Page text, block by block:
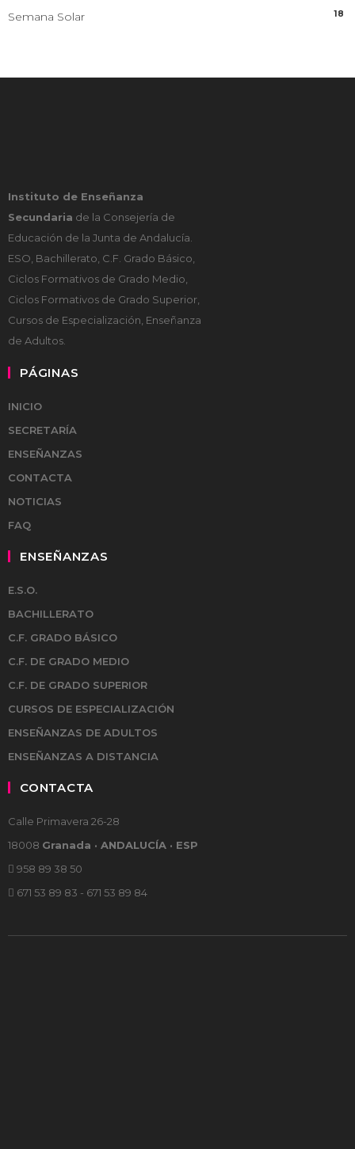
Semana Solar 18
Instituto de Enseñanza
Secundaria de la Consejería de
Educación de la Junta de Andalucía.
ESO, Bachillerato, C.F. Grado Básico,
Ciclos Formativos de Grado Medio,
Ciclos Formativos de Grado Superior,
Cursos de Especialización, Enseñanza
de Adultos.
PÁGINAS
INICIO
SECRETARÍA
ENSEÑANZAS
CONTACTA
NOTICIAS
FAQ
ENSEÑANZAS
E.S.O.
BACHILLERATO
C.F. GRADO BÁSICO
C.F. DE GRADO MEDIO
C.F. DE GRADO SUPERIOR
CURSOS DE ESPECIALIZACIÓN
ENSEÑANZAS DE ADULTOS
ENSEÑANZAS A DISTANCIA
CONTACTA
Calle Primavera 26-28
18008 Granada · ANDALUCÍA · ESP
958 89 38 50
671 53 89 83 - 671 53 89 84